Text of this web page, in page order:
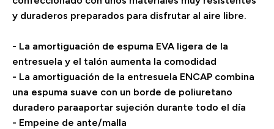
y duraderos preparados para disfrutar al aire libre.
- La amortiguación de espuma EVA ligera de la
entresuela y el talón aumenta la comodidad
- La amortiguación de la entresuela ENCAP combina
una espuma suave con un borde de poliuretano
duradero paraaportar sujeción durante todo el día
- Empeine de ante/malla